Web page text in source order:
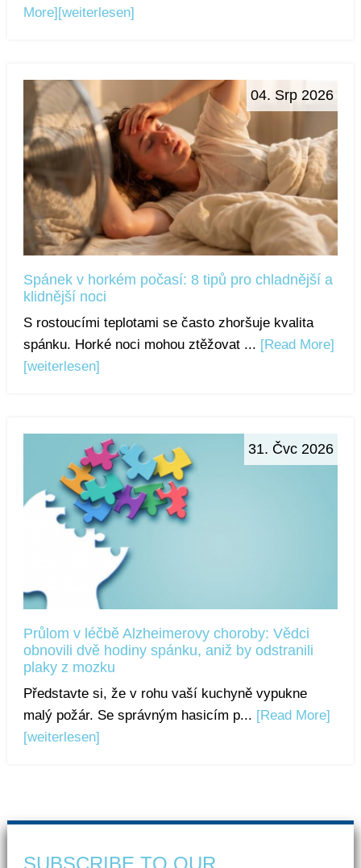
More][weiterlesen]
04. Srp 2026
Spánek v horkém počasí: 8 tipů pro chladnější a
klidnější noci
S rostoucími teplotami se často zhoršuje kvalita
spánku. Horké noci mohou ztěžovat ... [Read More]
[weiterlesen]
31. Čvc 2026
Průlom v léčbě Alzheimerovy choroby: Vědci
obnovili dvě hodiny spánku, aniž by odstranili
plaky z mozku
Představte si, že v rohu vaší kuchyně vypukne
malý požár. Se správným hasicím p... [Read More]
[weiterlesen]
SUBSCRIBE TO OUR